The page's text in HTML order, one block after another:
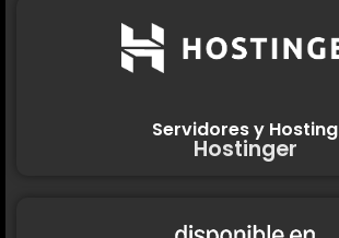
Servidores y Hosting
Hostinger